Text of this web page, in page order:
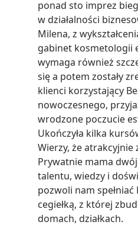
ponad sto imprez
w działalności
Milena, z
gabinet kosmetologii
wymaga również
się a potem zostały
klienci korzystający
nowoczesnego,
wrodzone poczucie
Ukończyła kilka
Wierzy, że
Prywatnie mama
talentu, wiedzy i
pozwoli nam
cegiełką, z której
domach, działkach.